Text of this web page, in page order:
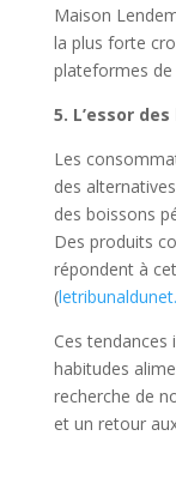
Maison
la plus forte
plateformes de
5. L’essor
Les
des
des boissons
Des produits
répondent à
(
Ces
habitudes
recherche de
et un retour